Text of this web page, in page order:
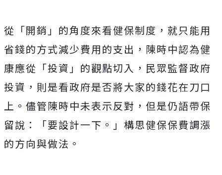
從「開銷」的角度來看健保制度，就只能用
省錢的方式減少費用的支出，陳時中認為健
康應從「投資」的觀點切入，民眾監督政府
投資，則是看政府是否將大家的錢花在刀口
上。儘管陳時中未表示反對，但是仍語帶保
留說：「要設計一下。」構思健保保費調漲
的方向與做法。